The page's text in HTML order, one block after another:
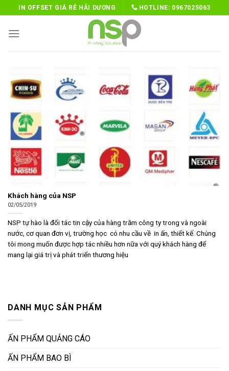
to
content
IN OFFSET GIÁ RẺ HẢI DƯƠNG HOTLINE: 0967025063
DANH MỤC SẢN PHẨM
ẤN PHẨM QUẢNG CÁO
ẤN PHẨM BAO BÌ
Khách hàng của NSP
02/05/2019
NSP tự hào là đối tác tin cậy của hàng trăm công ty trong và ngoài
nước, cơ quan đơn vị, trường học có nhu cầu về in ấn, thiết kế. Chúng
tôi mong muốn được hợp tác nhiều hơn nữa với quý khách hàng để
mang lại giá trị và phát triển thương hiệu